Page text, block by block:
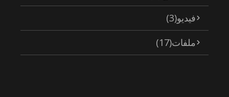
فيديو(3)
ملفات(17)